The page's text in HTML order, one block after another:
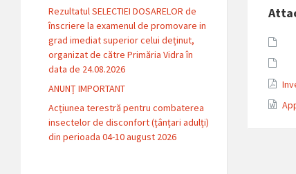
Rezultatul SELECTIEI DOSARELOR de
înscriere la examenul de promovare in
grad imediat superior celui deținut,
organizat de către Primăria Vidra în
data de 24.08.2026
ANUNȚ IMPORTANT
Acțiunea terestră pentru combaterea
insectelor de disconfort (țânțari adulți)
din perioada 04-10 august 2026